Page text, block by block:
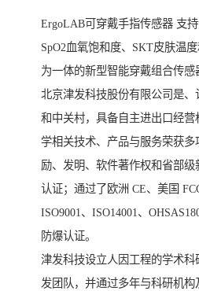
ErgoLAB可穿戴手指传感器 支持
SpO2血氧饱和度、SKT皮肤温
为一体的新型智能穿戴组合传感
北京津发科技股份有限公司是
和中关村，具备自主进出口经
学相关技术、产品与服务荣获
励、发明、软件著作权和省部级
认证；通过了欧洲 CE、美国
ISO9001、ISO14001、
防爆认证。
津发科技设立人因工程的学术
发团队，并通过多年与科研机构